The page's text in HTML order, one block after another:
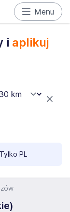
Menu
i aplikuj
Tylko PL